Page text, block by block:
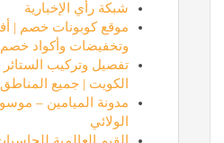
شبكة رأي الإخبارية
موقع كوبونات خصم |
وتخفيضات وأكواد خصم
تفصيل وتركيب
الكويت | جميع المناطق
مدونة الميامين –
الولائي